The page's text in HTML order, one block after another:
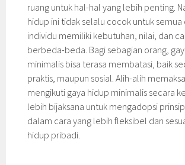
ruang untuk hal-hal yang lebih penting.
hidup ini tidak selalu cocok untuk semua
individu memiliki kebutuhan, nilai, dan
berbeda-beda. Bagi sebagian orang,
minimalis bisa terasa membatasi, baik
praktis, maupun sosial. Alih-alih
mengikuti gaya hidup minimalis secara
lebih bijaksana untuk mengadopsi
dalam cara yang lebih fleksibel dan
hidup pribadi.